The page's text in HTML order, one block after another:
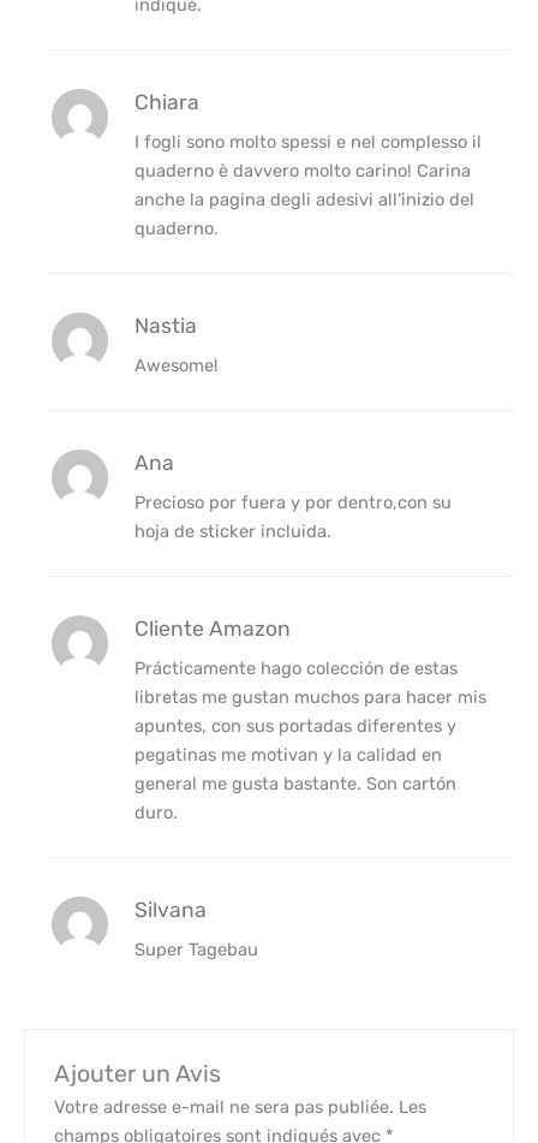
indiqué.
Chiara
I fogli sono molto spessi e nel complesso il
quaderno è davvero molto carino! Carina
anche la pagina degli adesivi all’inizio del
quaderno.
Nastia
Awesome!
Ana
Precioso por fuera y por dentro,con su
hoja de sticker incluida.
Cliente Amazon
Prácticamente hago colección de estas
libretas me gustan muchos para hacer mis
apuntes, con sus portadas diferentes y
pegatinas me motivan y la calidad en
general me gusta bastante. Son cartón
duro.
Silvana
Super Tagebau
Ajouter un Avis
Votre adresse e-mail ne sera pas publiée. Les
champs obligatoires sont indiqués avec *